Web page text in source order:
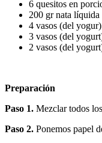
6 quesitos en
200 gr nata líquida
4 vasos (del
3 vasos (del
2 vasos (del
Preparación
Paso 1. Mezclar todos
Paso 2. Ponemos papel